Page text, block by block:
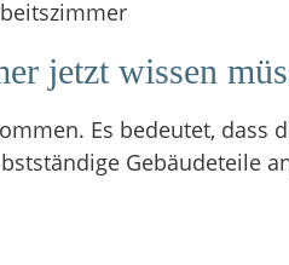
jetzt wissen
Es bedeutet, dass
Gebäudeteile